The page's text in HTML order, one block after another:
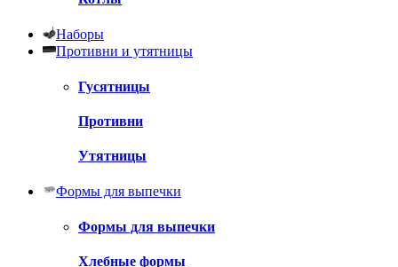
Наборы
Противни и утятницы
Гусятницы
Противни
Утятницы
Формы для выпечки
Формы для выпечки
Хлебные формы